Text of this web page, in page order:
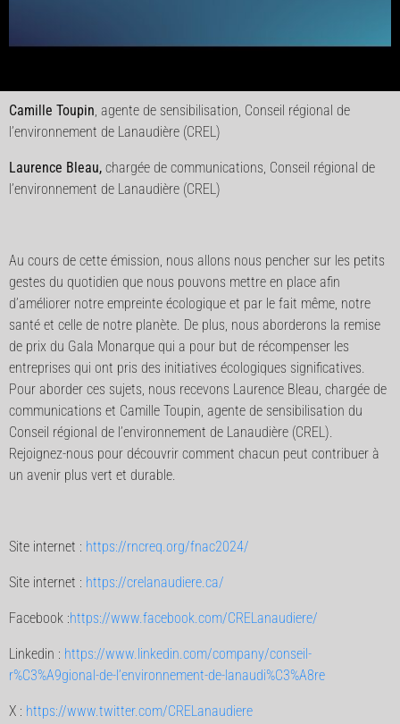
Camille Toupin, agente de sensibilisation, Conseil régional de
l’environnement de Lanaudière (CREL)
Laurence Bleau, chargée de communications, Conseil régional de
l’environnement de Lanaudière (CREL)
Au cours de cette émission, nous allons nous pencher sur les petits
gestes du quotidien que nous pouvons mettre en place afin
d’améliorer notre empreinte écologique et par le fait même, notre
santé et celle de notre planète. De plus, nous aborderons la remise
de prix du Gala Monarque qui a pour but de récompenser les
entreprises qui ont pris des initiatives écologiques significatives.
Pour aborder ces sujets, nous recevons Laurence Bleau, chargée de
communications et Camille Toupin, agente de sensibilisation du
Conseil régional de l’environnement de Lanaudière (CREL).
Rejoignez-nous pour découvrir comment chacun peut contribuer à
un avenir plus vert et durable.
Site internet : https://rncreq.org/fnac2024/
Site internet : https://crelanaudiere.ca/
Facebook :https://www.facebook.com/CRELanaudiere/
Linkedin : https://www.linkedin.com/company/conseil-
r%C3%A9gional-de-l’environnement-de-lanaudi%C3%A8re
X : https://www.twitter.com/CRELanaudiere